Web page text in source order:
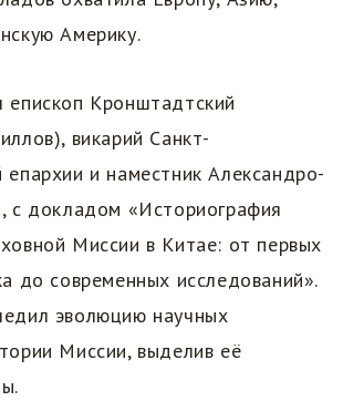
Америку.
епископ Кронштадтский
викарий Санкт-
епархии и наместник Александро-
с докладом «Историография
Миссии в Китае: от первых
до современных исследований».
эволюцию научных
Миссии, выделив её